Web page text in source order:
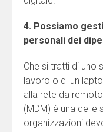
4. Possiamo
personali dei
Che si tratti di uno
lavoro o di un
alla rete da
(MDM) è una delle
organizzazioni